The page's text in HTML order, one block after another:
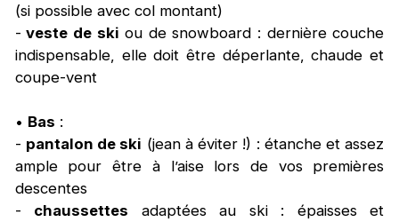
(si possible avec col montant)
- veste de ski ou de snowboard : dernière couche
indispensable, elle doit être déperlante, chaude et
coupe-vent
• Bas :
- pantalon de ski (jean à éviter !) : étanche et assez
ample pour être à l’aise lors de vos premières
descentes
- chaussettes adaptées au ski : épaisses et